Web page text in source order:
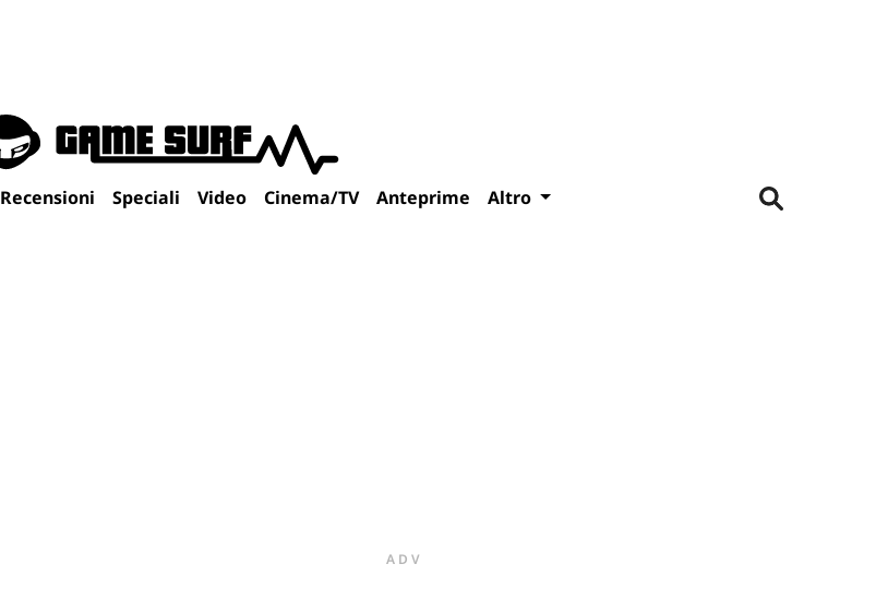
Recensioni Speciali Video Cinema/TV Anteprime Altro
ADV